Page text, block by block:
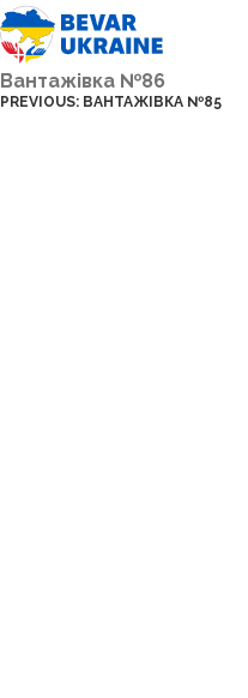
Вантажівка №86
PREVIOUS: ВАНТАЖІВКА №85